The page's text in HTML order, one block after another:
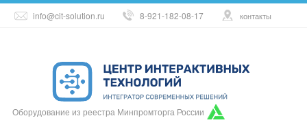
info@cit-solution.ru 8-921-182-08-17 контакты
Оборудование из реестра Минпромторга России